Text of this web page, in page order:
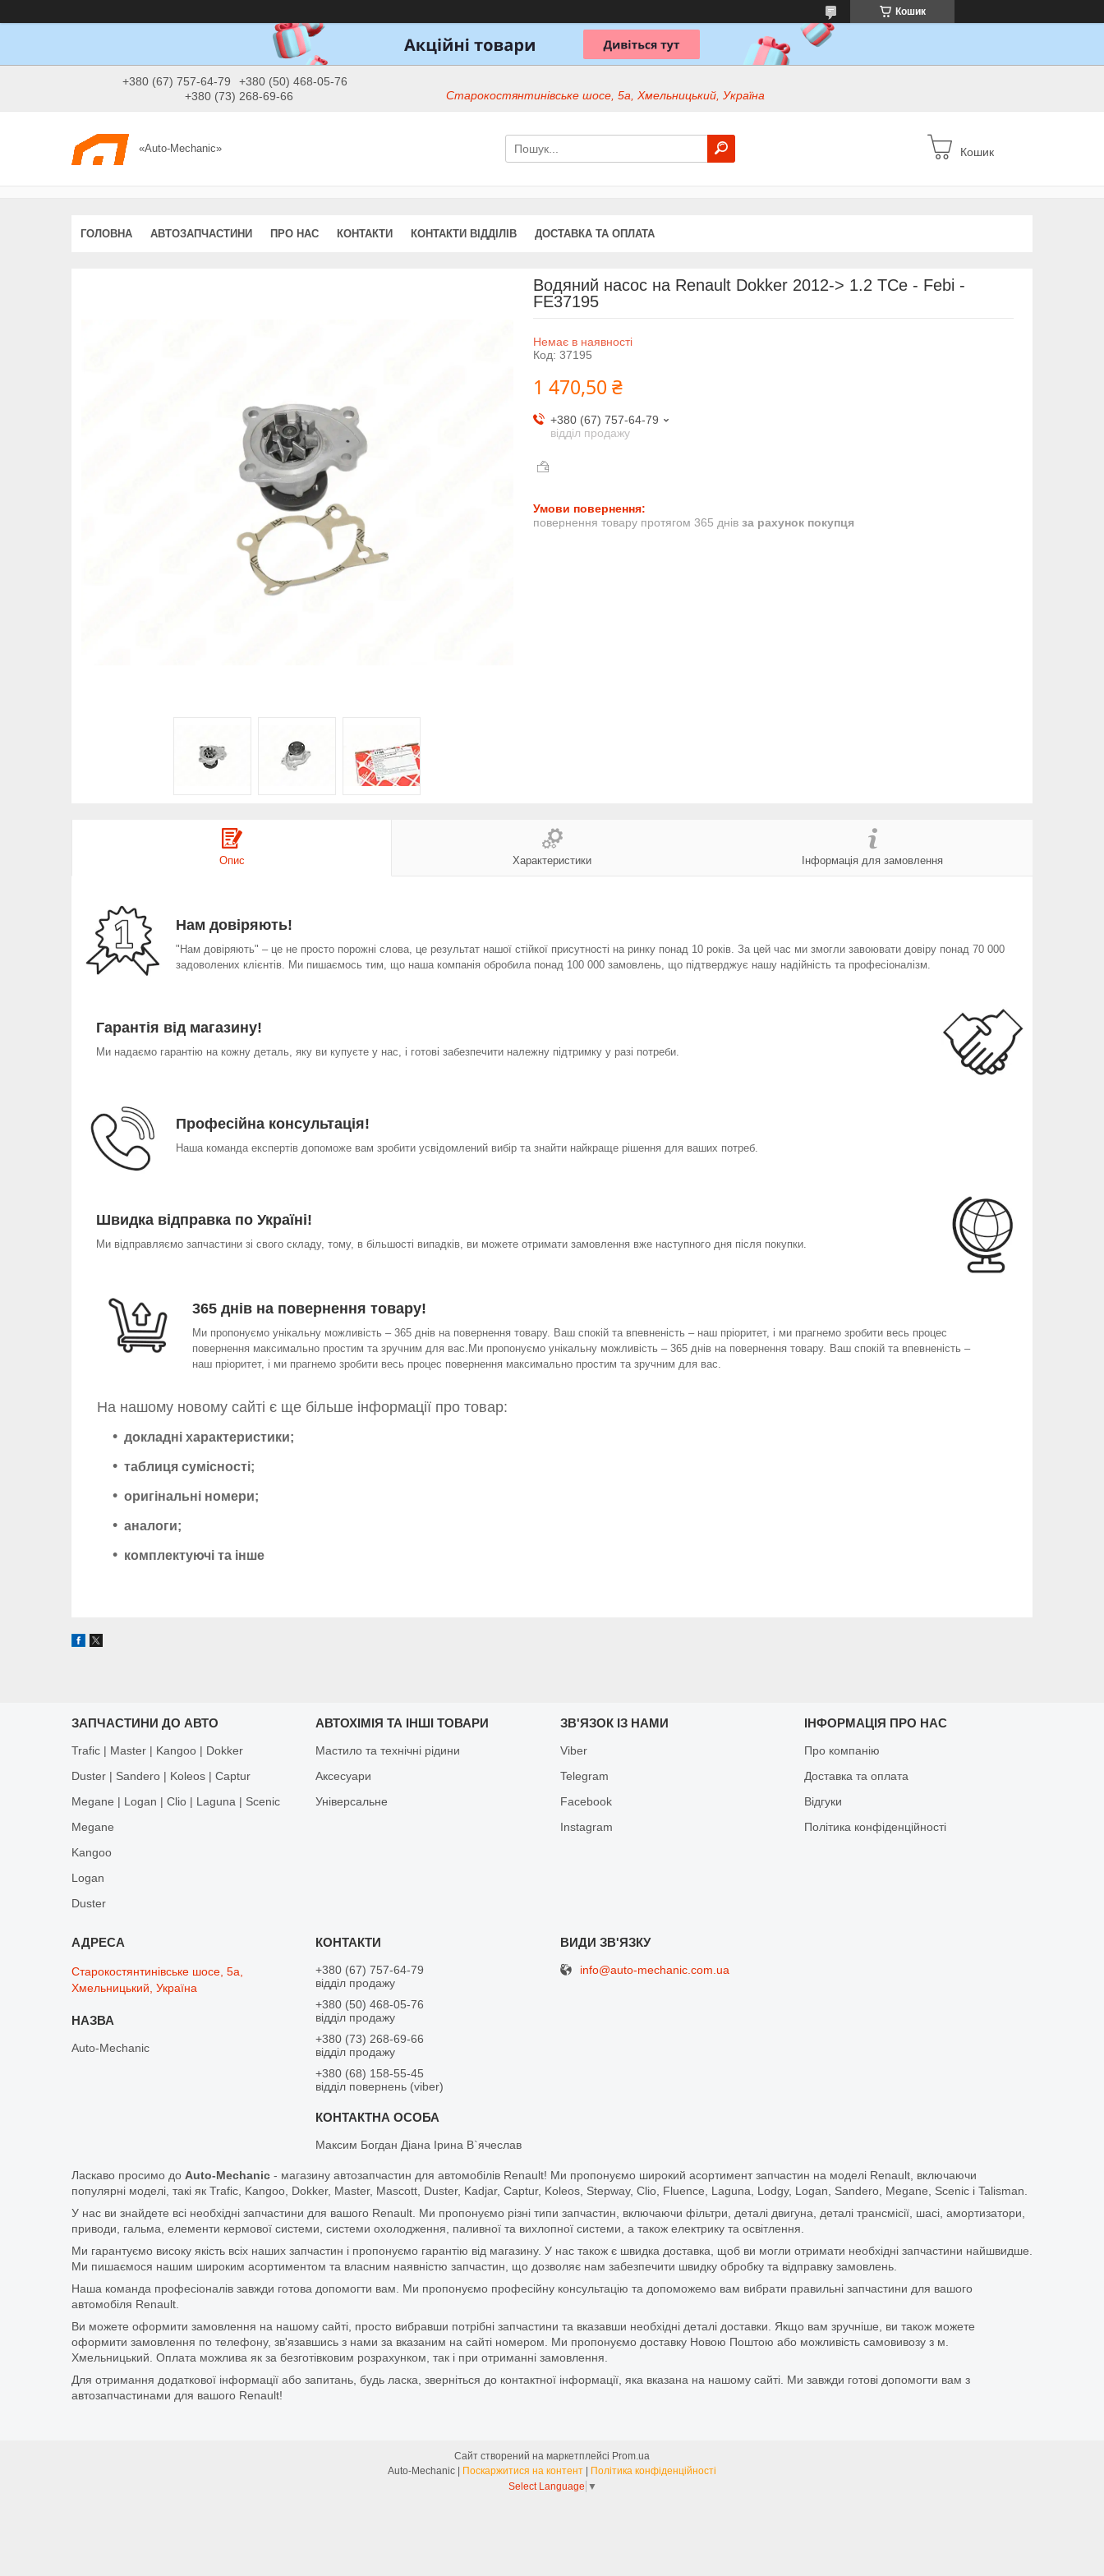
Кошик
+380 (67) 757-64-79
+380 (50) 468-05-76
+380 (73) 268-69-66
Старокостянтинівське шосе, 5а, Хмельницький, Україна
«Auto-Mechanic» Кошик
ГОЛОВНА АВТОЗАПЧАСТИНИ ПРО НАС КОНТАКТИ КОНТАКТИ ВІДДІЛІВ ДОСТАВКА ТА ОПЛАТА
Водяний насос на Renault Dokker 2012-> 1.2 TCe - Febi -
FE37195
Немає в наявності
Код: 37195
1 470,50 ₴
+380 (67) 757-64-79
відділ продажу
повернення товару протягом 365 днів за рахунок покупця
Опис Характеристики Інформація для замовлення
Нам довіряють!
"Нам довіряють" – це не просто порожні слова, це результат нашої стійкої присутності на ринку понад 10 років. За цей час ми змогли завоювати довіру понад 70 000
задоволених клієнтів. Ми пишаємось тим, що наша компанія обробила понад 100 000 замовлень, що підтверджує нашу надійність та професіоналізм.
Гарантія від магазину!
Ми надаємо гарантію на кожну деталь, яку ви купуєте у нас, і готові забезпечити належну підтримку у разі потреби.
Професійна консультація!
Наша команда експертів допоможе вам зробити усвідомлений вибір та знайти найкраще рішення для ваших потреб.
Швидка відправка по Україні!
Ми відправляємо запчастини зі свого складу, тому, в більшості випадків, ви можете отримати замовлення вже наступного дня після покупки.
365 днів на повернення товару!
Ми пропонуємо унікальну можливість – 365 днів на повернення товару. Ваш спокій та впевненість – наш пріоритет, і ми прагнемо зробити весь процес
повернення максимально простим та зручним для вас.Ми пропонуємо унікальну можливість – 365 днів на повернення товару. Ваш спокій та впевненість –
наш пріоритет, і ми прагнемо зробити весь процес повернення максимально простим та зручним для вас.
На нашому новому сайті є ще більше інформації про товар:
докладні характеристики;
таблиця сумісності;
оригінальні номери;
аналоги;
комплектуючі та інше
ЗАПЧАСТИНИ ДО АВТО
Trafic | Master | Kangoo | Dokker
Duster | Sandero | Koleos | Captur
Megane | Logan | Clio | Laguna | Scenic
Megane
Kangoo
Logan
Duster
АВТОХІМІЯ ТА ІНШІ ТОВАРИ
Мастило та технічні рідини
Аксесуари
Універсальне
ЗВ'ЯЗОК ІЗ НАМИ
Viber
Telegram
Facebook
Іnstagram
ІНФОРМАЦІЯ ПРО НАС
Про компанію
Доставка та оплата
Відгуки
Політика конфіденційності
Старокостянтинівське шосе, 5а,
Хмельницький, Україна
Auto-Mechanic
+380 (67) 757-64-79
відділ продажу
+380 (50) 468-05-76
відділ продажу
+380 (73) 268-69-66
відділ продажу
+380 (68) 158-55-45
відділ повернень (viber)
Максим Богдан Діана Ірина В`ячеслав
info@auto-mechanic.com.ua
Ласкаво просимо до Auto-Mechanic - магазину автозапчастин для автомобілів Renault! Ми пропонуємо широкий асортимент запчастин на моделі Renault, включаючи
популярні моделі, такі як Trafic, Kangoo, Dokker, Master, Mascott, Duster, Kadjar, Captur, Koleos, Stepway, Clio, Fluence, Laguna, Lodgy, Logan, Sandero, Megane, Scenic і Talisman.
У нас ви знайдете всі необхідні запчастини для вашого Renault. Ми пропонуємо різні типи запчастин, включаючи фільтри, деталі двигуна, деталі трансмісії, шасі, амортизатори,
приводи, гальма, елементи кермової системи, системи охолодження, паливної та вихлопної системи, а також електрику та освітлення.
Ми гарантуємо високу якість всіх наших запчастин і пропонуємо гарантію від магазину. У нас також є швидка доставка, щоб ви могли отримати необхідні запчастини найшвидше.
Ми пишаємося нашим широким асортиментом та власним наявністю запчастин, що дозволяє нам забезпечити швидку обробку та відправку замовлень.
Наша команда професіоналів завжди готова допомогти вам. Ми пропонуємо професійну консультацію та допоможемо вам вибрати правильні запчастини для вашого
автомобіля Renault.
Ви можете оформити замовлення на нашому сайті, просто вибравши потрібні запчастини та вказавши необхідні деталі доставки. Якщо вам зручніше, ви також можете
оформити замовлення по телефону, зв'язавшись з нами за вказаним на сайті номером. Ми пропонуємо доставку Новою Поштою або можливість самовивозу з м.
Хмельницький. Оплата можлива як за безготівковим розрахунком, так і при отриманні замовлення.
Для отримання додаткової інформації або запитань, будь ласка, зверніться до контактної інформації, яка вказана на нашому сайті. Ми завжди готові допомогти вам з
автозапчастинами для вашого Renault!
Сайт створений на маркетплейсі Prom.ua
Поскаржитися на контент
Політика конфіденційності
Select Language ▼